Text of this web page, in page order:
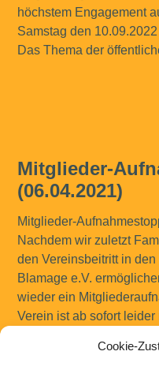
Cookie-
höchstem Engagement
Samstag den
Das Thema der
Mitglieder-
(06.04.2021)
Mitglieder-
Nachdem wir zuletzt
den Vereinsbeitritt in
Blamage e.V.
wieder ein
Verein ist ab sofort
immer wieder